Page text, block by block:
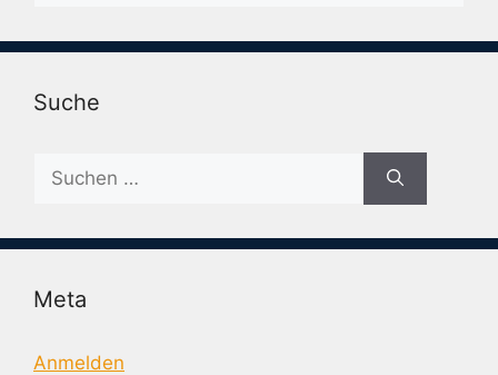
Suche
Suche
nach:
Meta
Anmelden